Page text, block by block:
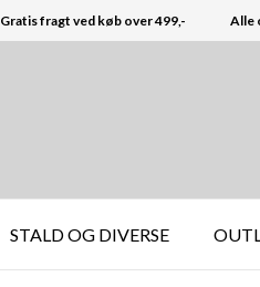
Gratis fragt ved køb over 499,- Alle
STALD OG DIVERSE